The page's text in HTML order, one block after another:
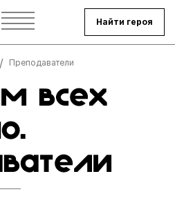
Найти героя
Преподаватели
всех